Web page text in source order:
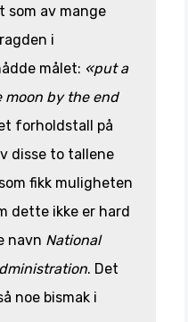
som av mange
i
målet: «put a
moon by the end
forholdstall på
disse to tallene
fikk muligheten
dette ikke er hard
navn National
. Det
noe bismak i